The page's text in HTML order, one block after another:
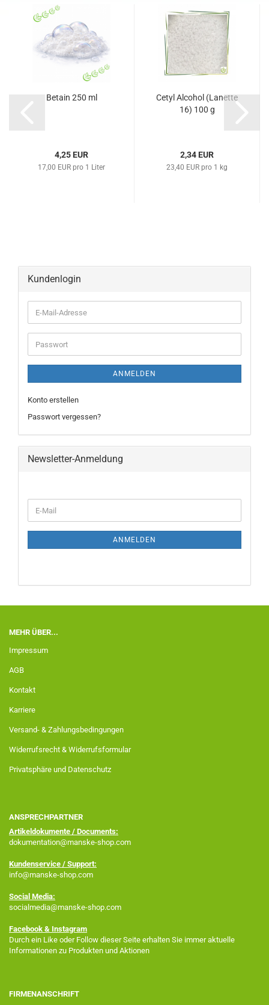
Betain 250 ml
4,25 EUR
17,00 EUR pro 1 Liter
Cetyl Alcohol (Lanette
16) 100 g
2,34 EUR
23,40 EUR pro 1 kg
Kundenlogin
ANMELDEN
Konto erstellen
Passwort vergessen?
Newsletter-Anmeldung
ANMELDEN
MEHR ÜBER...
Impressum
AGB
Kontakt
Karriere
Versand- & Zahlungsbedingungen
Widerrufsrecht & Widerrufsformular
Privatsphäre und Datenschutz
ANSPRECHPARTNER
Artikeldokumente / Documents:
dokumentation@manske-shop.com
Kundenservice / Support:
info@manske-shop.com
Social Media:
socialmedia@manske-shop.com
Facebook & Instagram
Durch ein Like oder Follow dieser Seite erhalten Sie immer aktuelle
Informationen zu Produkten und Aktionen
FIRMENANSCHRIFT